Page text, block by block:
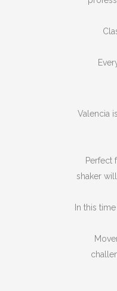
Valencia
Perfect
shaker
In this